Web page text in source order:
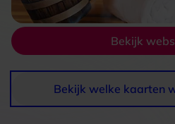
Bekijk
Bekijk welke kaarten